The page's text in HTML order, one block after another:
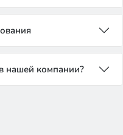
нашей компании?